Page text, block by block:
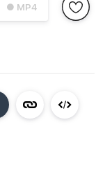
● MP4